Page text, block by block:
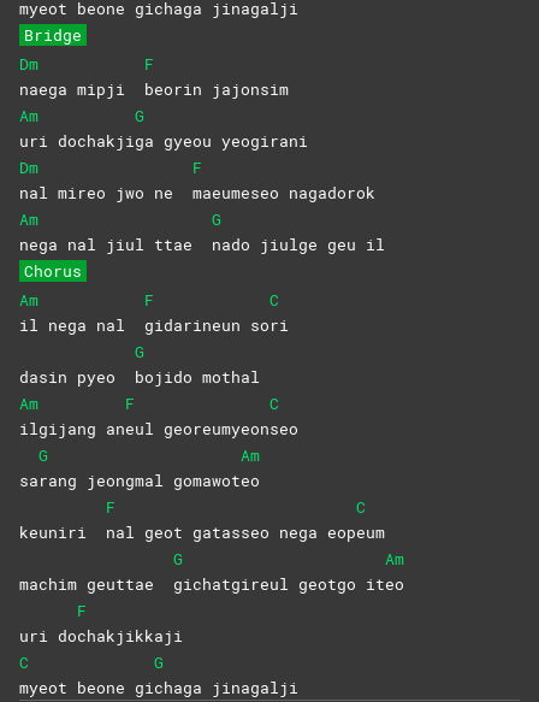
myeot beone gichaga
jinagalji
Bridge
Dm
naega mipji
F
beorin
jajonsim
Am
uri dochakji
G
ga gyeou yeogirani
Dm
nal mireo jwo ne
F
maeumeseo nagadorok
Am
nega nal jiul ttae
G
nado jiulge geu il
Chorus
Am
il nega nal
F
gidarineun so
C
ri
dasin pyeo
G
bojido mothal
Am
ilgijang an
F
eul georeumyeon
C
seo
sa
G
rang jeongmal gomawot
Am
eo
keuniri
F
nal geot gatasseo nega eop
C
eum
machim geuttae
G
gichatgireul geotgo it
Am
eo
uri do
F
chakjikkaji
C
myeot beone gi
G
chaga
jinagalji